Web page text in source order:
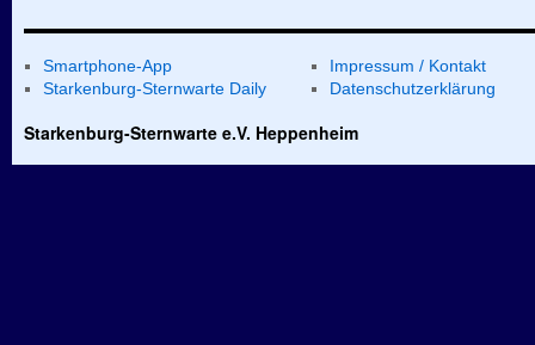
Smartphone-App
Starkenburg-Sternwarte Daily
Impressum / Kontakt
Datenschutzerklärung
Starkenburg-Sternwarte e.V. Heppenheim